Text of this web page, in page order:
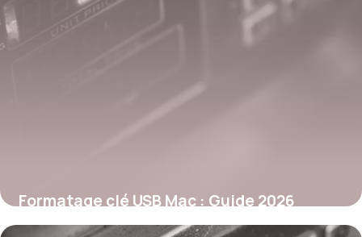
Formatage clé USB Mac : Guide 2026
26 mai 2026